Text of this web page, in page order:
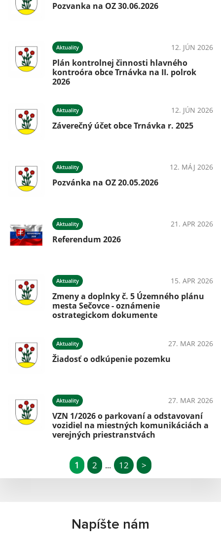
Pozvanka na OZ 30.06.2026
Aktuality 12. JÚN 2026
Plán kontrolnej činnosti hlavného
kontroóra obce Trnávka na II. polrok
2026
Aktuality 12. JÚN 2026
Záverečný účet obce Trnávka r. 2025
Aktuality 12. MÁJ 2026
Pozvánka na OZ 20.05.2026
Aktuality 21. APR 2026
Referendum 2026
Aktuality 15. APR 2026
Zmeny a doplnky č. 5 Územného plánu
mesta Sečovce - oznámenie
ostrategickom dokumente
Aktuality 27. MAR 2026
Žiadosť o odkúpenie pozemku
Aktuality 27. MAR 2026
VZN 1/2026 o parkovaní a odstavovaní
vozidiel na miestných komunikáciách a
verejných priestranstvách
1 2 ... 12 >
Napíšte nám